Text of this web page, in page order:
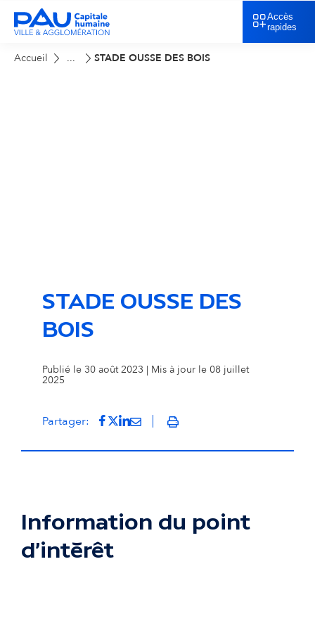
Accès
rapides
Accueil ... STADE OUSSE DES BOIS
STADE OUSSE DES
BOIS
Publié le 30 août 2023 | Mis à jour le 08 juillet
2025
Partager: Partager sur Facebook
(s'ouvre dans un nouvel onglet)
Partager sur Twitter
(s'ouvre dans un nouvel onglet)
Partager sur LinkedIn
(s'ouvre dans un nouvel onglet)
Partager par mail
(s'ouvre dans un nouvel
Imprimer
Information du point
d'intérêt